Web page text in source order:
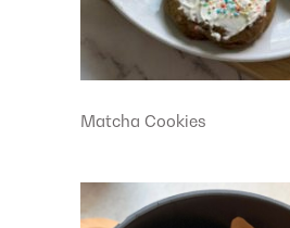
Matcha Cookies